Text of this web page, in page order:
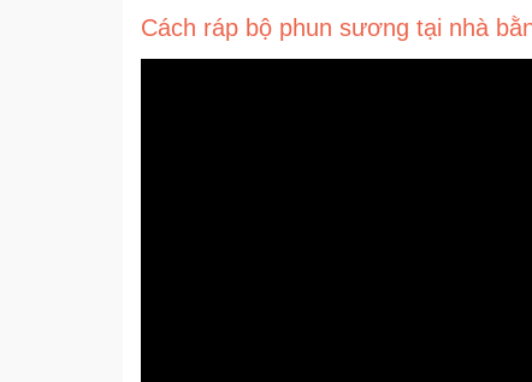
Cách ráp bộ phun sương tại nhà